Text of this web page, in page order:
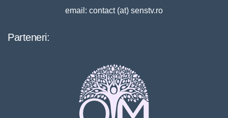
email: contact (at) senstv.ro
Parteneri: